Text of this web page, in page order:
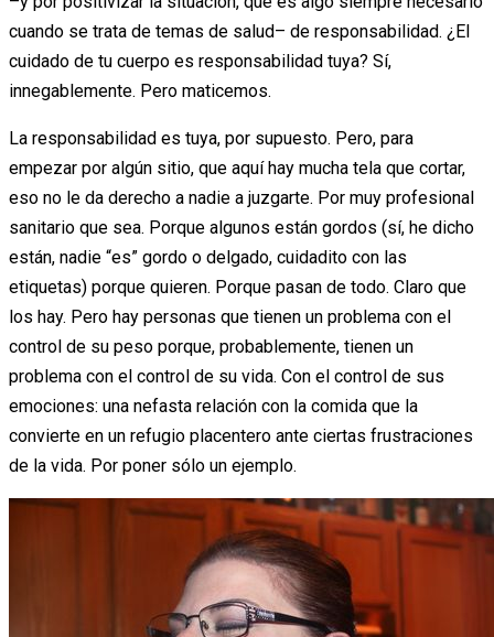
cuando se trata de temas de salud– de responsabilidad. ¿El
cuidado de tu cuerpo es responsabilidad tuya? Sí,
innegablemente. Pero maticemos.
La responsabilidad es tuya, por supuesto. Pero, para
empezar por algún sitio, que aquí hay mucha tela que cortar,
eso no le da derecho a nadie a juzgarte. Por muy profesional
sanitario que sea. Porque algunos están gordos (sí, he dicho
están, nadie “es” gordo o delgado, cuidadito con las
etiquetas) porque quieren. Porque pasan de todo. Claro que
los hay. Pero hay personas que tienen un problema con el
control de su peso porque, probablemente, tienen un
problema con el control de su vida. Con el control de sus
emociones: una nefasta relación con la comida que la
convierte en un refugio placentero ante ciertas frustraciones
de la vida. Por poner sólo un ejemplo.